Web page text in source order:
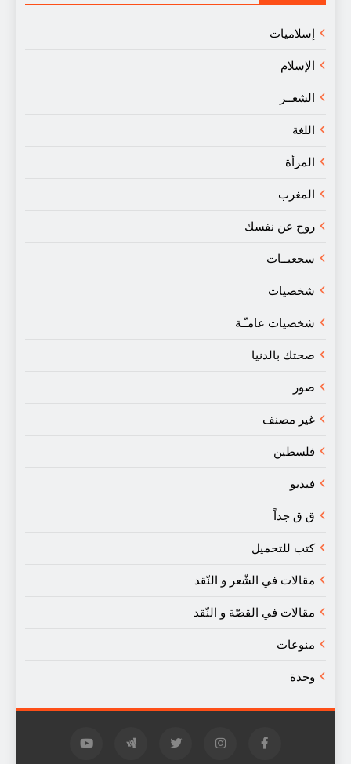
إسلاميات
الإسلام
الشعــر
اللغة
المرأة
المغرب
روح عن نفسك
سجعيــات
شخصيات
شخصيات عامـّـة
صحتك بالدنيا
صور
غير مصنف
فلسطين
فيديو
ق ق جداً
كتب للتحميل
مقالات في الشّعر و النّقد
مقالات في القصّة و النّقد
منوعات
وجدة